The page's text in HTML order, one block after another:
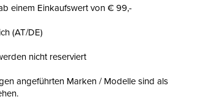
einem Einkaufswert von € 99,-
(AT/DE)
nicht reserviert
angeführten Marken / Modelle sind als